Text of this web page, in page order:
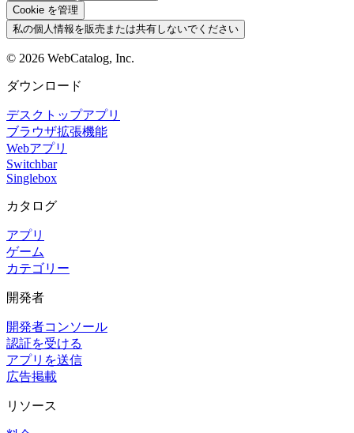
Cookie を管理
私の個人情報を販売または共有しないでください
© 2026 WebCatalog, Inc.
ダウンロード
デスクトップアプリ
ブラウザ拡張機能
Webアプリ
Switchbar
Singlebox
カタログ
アプリ
ゲーム
カテゴリー
開発者
開発者コンソール
認証を受ける
アプリを送信
広告掲載
リソース